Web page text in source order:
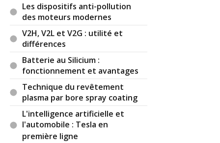
Les dispositifs anti-pollution
des moteurs modernes
V2H, V2L et V2G : utilité et
différences
Batterie au Silicium :
fonctionnement et avantages
Technique du revêtement
plasma par bore spray coating
L'intelligence artificielle et
l'automobile : Tesla en
première ligne